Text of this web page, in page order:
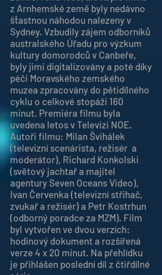
z Arnhemské země byly nedávno
šťastnou náhodou nalezeny v
Sydney. Vzbudily zájem odborníků
australského Úřadu pro výzkum
kultury domorodců v Canbeře,
byly jimi digitalizovány a poté díky
péči Moravského zemského
muzea zpracovány do pětidílného
cyklu o celkové stopáži 160
minut. Premiéra filmu byla
uvedena letos v Televizi NOE.
Autoři filmu: Milan Švihálek
(televizní scenárista, režisér a
moderátor), Richard Konkolski
(světový jachtař a majitel
agentury Seven Oceans Video),
Ivan Červenka (televizní střihač,
zvukař a režisér) a Petr Kostrhun
(odborný poradce za MZM). Film
byl vytvořen ve dvou verzích:
hodinový dokument a rozšířená
verze 4 x 20 minut. Na přehlídku
je přihlášen poslední díl z čtiřdílné